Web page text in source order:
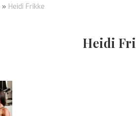
» Heidi Frikke
Heidi